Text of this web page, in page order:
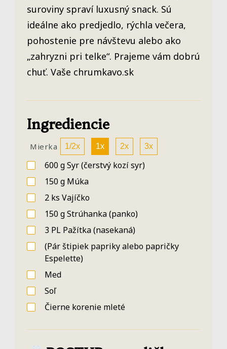
suroviny spraví luxusný snack. Sú
ideálne ako predjedlo, rýchla večera,
pohostenie pre návštevu alebo ako
„zahryzni pri telke“. Prajeme vám dobrú
chuť. Vaše chrumkavo.sk
Ingrediencie
Mierka 1/2x 1x 2x 3x
600gSyr(čerstvý kozí syr)
150g Múka
2 ks Vajíčko
150gStrúhanka(panko)
3 PL Pažítka(nasekaná)
(Pár štipiek papriky alebo papričky
Espelette)
Med
Soľ
Čierne korenie mleté